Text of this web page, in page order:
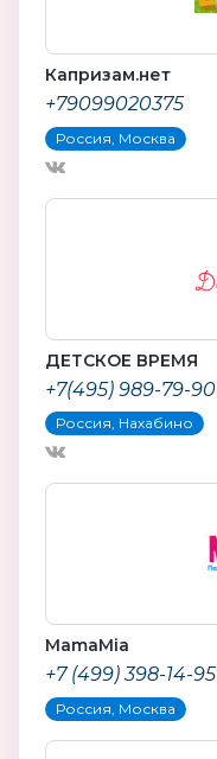
Капризам.нет
+79099020375
Россия, Москва
ДЕТСКОЕ ВРЕМЯ
+7(495) 989-79-90
Россия, Нахабино
MamaMia
+7 (499) 398-14-95
Россия, Москва